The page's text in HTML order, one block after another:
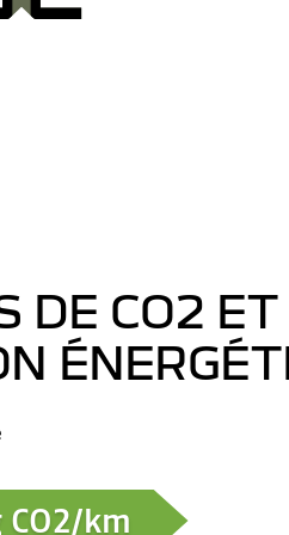
DE CO2 ET
CO2/km